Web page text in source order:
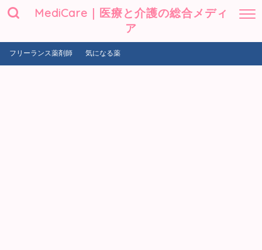
MediCare｜医療と介護の総合メディ
ア
フリーランス薬剤師 気になる薬